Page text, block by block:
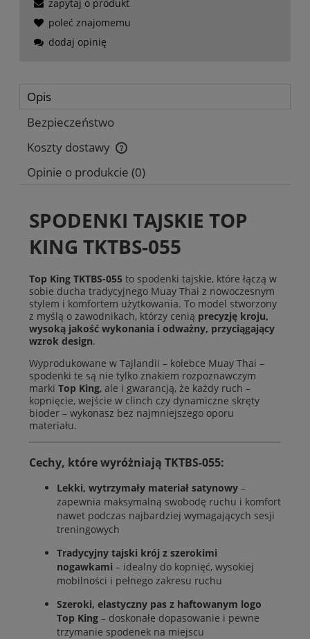
zapytaj o produkt
poleć znajomemu
dodaj opinię
Opis
Bezpieczeństwo
Koszty dostawy
Cena nie zawiera ewentualnych kosztów płatności
Opinie o produkcie (0)
SPODENKI TAJSKIE TOP
KING TKTBS-055
Top King TKTBS-055 to spodenki tajskie, które łączą w
sobie ducha tradycyjnego Muay Thai z nowoczesnym
stylem i komfortem użytkowania. To model stworzony
z myślą o zawodnikach, którzy cenią precyzję kroju,
wysoką jakość wykonania i odważny, przyciągający
wzrok design.
Wyprodukowane w Tajlandii – kolebce Muay Thai –
spodenki te są nie tylko znakiem rozpoznawczym
marki Top King, ale i gwarancją, że każdy ruch –
kopnięcie, wejście w clinch czy dynamiczne skręty
bioder – wykonasz bez najmniejszego oporu
materiału.
Cechy, które wyróżniają TKTBS-055:
Lekki, wytrzymały materiał satynowy –
zapewnia maksymalną swobodę ruchu i komfort
nawet podczas najbardziej wymagających sesji
treningowych
Tradycyjny tajski krój z szerokimi
nogawkami – idealny do kopnięć, wysokiej
mobilności i pełnego zakresu ruchu
Szeroki, elastyczny pas z haftowanym logo
Top King – doskonałe dopasowanie i pewne
trzymanie spodenek na miejscu